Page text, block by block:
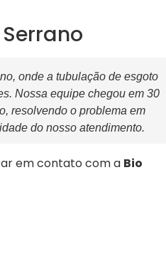
onde a tubulação de esgoto
Nossa equipe chegou em 30
resolvendo o problema em
do nosso atendimento.
em contato com a Bio